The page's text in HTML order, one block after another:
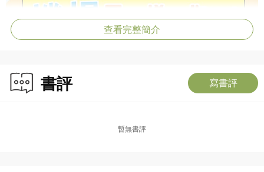
查看完整簡介
書評 寫書評
暫無書評